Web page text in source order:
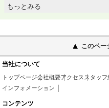
もっとみる
このペー
当社について
トップページ会社概要アクセススタッフ
インフォメーション
コンテンツ